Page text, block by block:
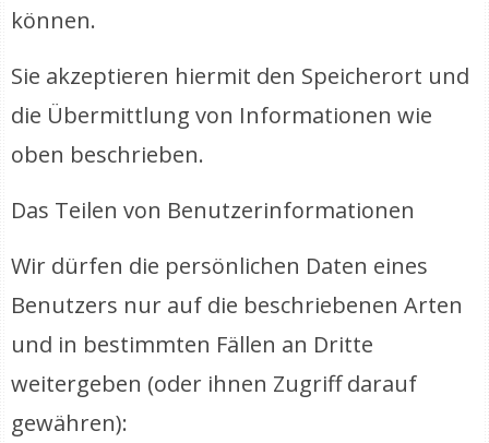
können.
Sie akzeptieren hiermit den Speicherort und
die Übermittlung von Informationen wie
oben beschrieben.
Das Teilen von Benutzerinformationen
Wir dürfen die persönlichen Daten eines
Benutzers nur auf die beschriebenen Arten
und in bestimmten Fällen an Dritte
weitergeben (oder ihnen Zugriff darauf
gewähren):